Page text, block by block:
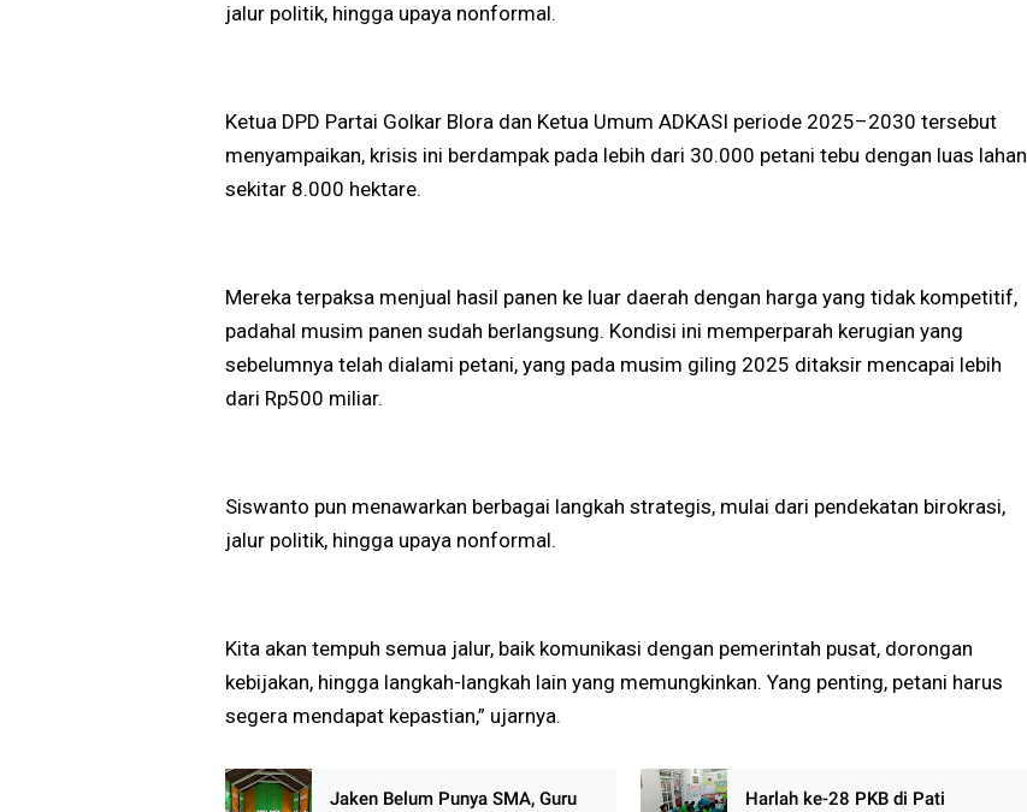
jalur politik, hingga upaya nonformal.
Ketua DPD Partai Golkar Blora dan Ketua Umum ADKASI periode 2025–2030 tersebut
menyampaikan, krisis ini berdampak pada lebih dari 30.000 petani tebu dengan luas lahan
sekitar 8.000 hektare.
Mereka terpaksa menjual hasil panen ke luar daerah dengan harga yang tidak kompetitif,
padahal musim panen sudah berlangsung. Kondisi ini memperparah kerugian yang
sebelumnya telah dialami petani, yang pada musim giling 2025 ditaksir mencapai lebih
dari Rp500 miliar.
Siswanto pun menawarkan berbagai langkah strategis, mulai dari pendekatan birokrasi,
jalur politik, hingga upaya nonformal.
Kita akan tempuh semua jalur, baik komunikasi dengan pemerintah pusat, dorongan
kebijakan, hingga langkah-langkah lain yang memungkinkan. Yang penting, petani harus
segera mendapat kepastian,” ujarnya.
Jaken Belum Punya SMA, Guru
Harlah ke-28 PKB di Pati